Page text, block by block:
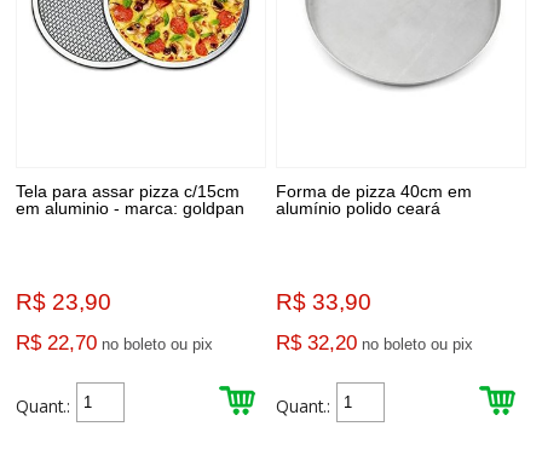
Tela para assar pizza c/15cm
em aluminio - marca: goldpan
R$ 23,90
R$ 22,70 no boleto ou pix
Quant.:
Forma de pizza 40cm em
alumínio polido ceará
R$ 33,90
R$ 32,20 no boleto ou pix
Quant.: